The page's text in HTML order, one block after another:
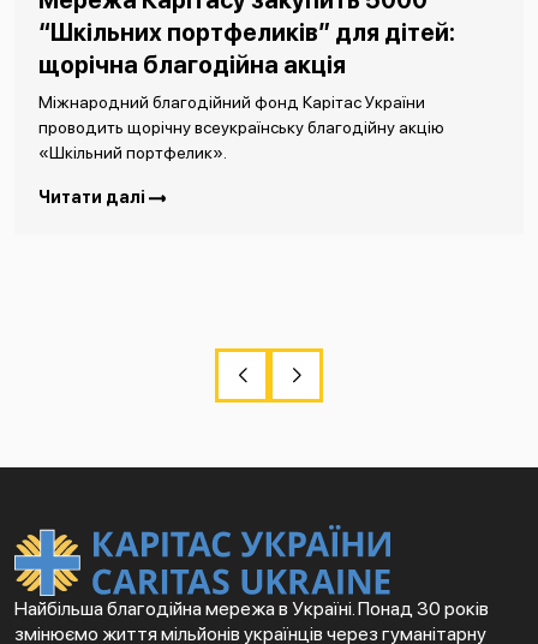
“Шкільних портфеликів” для дітей:
щорічна благодійна акція
Міжнародний благодійний фонд Карітас України
проводить щорічну всеукраїнську благодійну акцію
«Шкільний портфелик».
Читати далі
Найбільша благодійна мережа в Україні. Понад 30 років
змінюємо життя мільйонів українців через гуманітарну